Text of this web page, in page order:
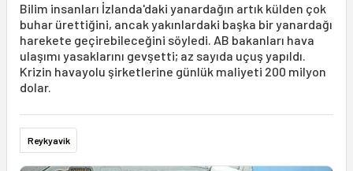
Bilim insanları İzlanda'daki yanardağın artık külden çok
buhar ürettiğini, ancak yakınlardaki başka bir yanardağı
harekete geçirebileceğini söyledi. AB bakanları hava
ulaşımı yasaklarını gevşetti; az sayıda uçuş yapıldı.
Krizin havayolu şirketlerine günlük maliyeti 200 milyon
dolar.
Reykyavik